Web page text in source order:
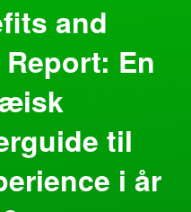
and
En
til
i år